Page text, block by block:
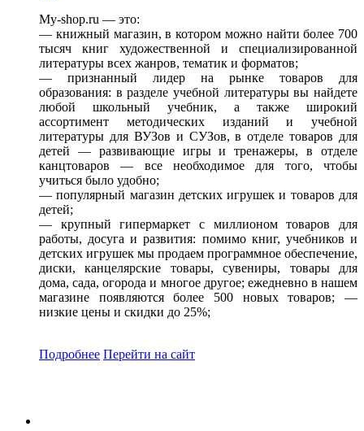
My-shop.ru — это:
— книжный магазин, в котором можно найти более 700
тысяч книг художественной и специализированной
литературы всех жанров, тематик и форматов;
— признанный лидер на рынке товаров для
образования: в разделе учебной литературы вы найдете
любой школьный учебник, а также широкий
ассортимент методических изданий и учебной
литературы для ВУЗов и СУЗов, в отделе товаров для
детей — развивающие игры и тренажеры, в отделе
канцтоваров — все необходимое для того, чтобы
учиться было удобно;
— популярный магазин детских игрушек и товаров для
детей;
— крупный гипермаркет с миллионом товаров для
работы, досуга и развития: помимо книг, учебников и
детских игрушек мы продаем программное обеспечение,
диски, канцелярские товары, сувениры, товары для
дома, сада, огорода и многое другое; ежедневно в нашем
магазине появляются более 500 новых товаров; —
низкие цены и скидки до 25%;
Подробнее Перейти на сайт